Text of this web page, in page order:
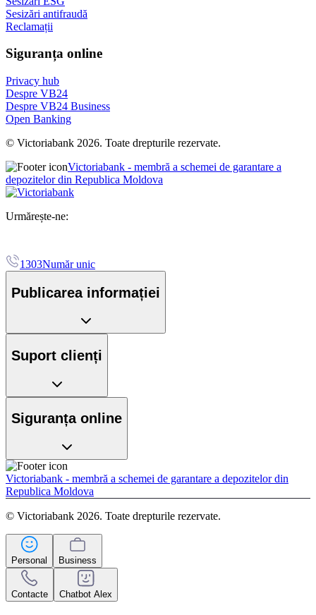
Sesizări antifraudă
Reclamații
Siguranța online
Privacy hub
Despre VB24
Despre VB24 Business
Open Banking
© Victoriabank 2026. Toate drepturile rezervate.
Victoriabank - membră a schemei de garantare a
depozitelor din Republica Moldova
Urmărește-ne:
1303Număr unic
Publicarea informației
Suport clienți
Siguranța online
Victoriabank - membră a schemei de garantare a depozitelor din
Republica Moldova
© Victoriabank 2026. Toate drepturile rezervate.
Personal Business
Contacte Chatbot Alex